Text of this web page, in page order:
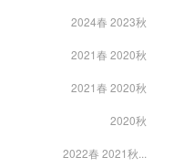
2024春 2023秋
2021春 2020秋
2021春 2020秋
2020秋
2022春 2021秋...